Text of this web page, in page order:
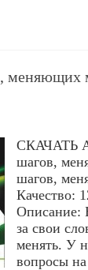
меняющих
СКАЧАТЬ
шагов,
шагов,
Качество:
Описание:
за свои
менять. У
вопросы